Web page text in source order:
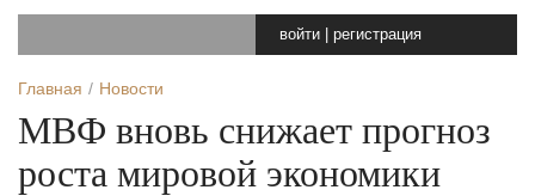
войти регистрация
Главная Новости
МВФ вновь снижает прогноз
роста мировой экономики